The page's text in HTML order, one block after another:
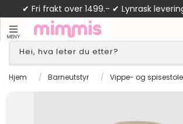
✔ Fri frakt over 1499.- ✔ Lynrask
MENY
Hjem / Barneutstyr / Vippe- og